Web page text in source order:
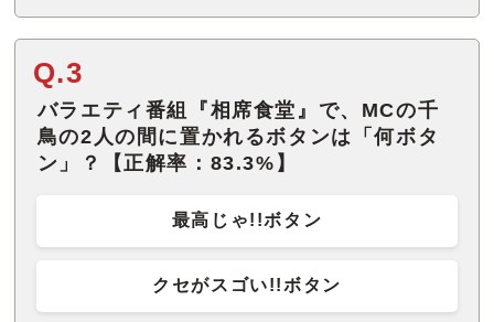
Q.3
バラエティ番組『相席食堂』で、MCの千
鳥の2人の間に置かれるボタンは「何ボタ
ン」？【正解率：83.3%】
最高じゃ!!ボタン
クセがスゴい!!ボタン